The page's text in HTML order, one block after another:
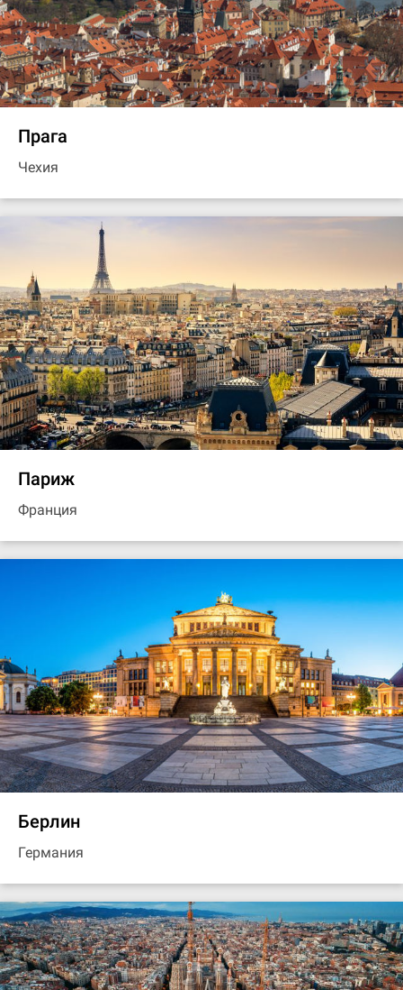
Прага
Чехия
Париж
Франция
Берлин
Германия